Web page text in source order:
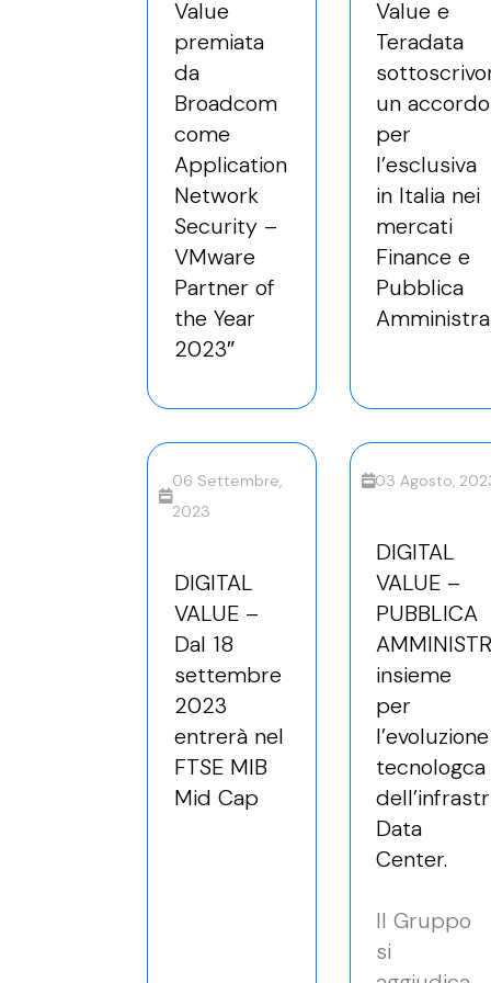
Value
premiata
da
Broadcom
come
Application
Network
Security –
VMware
Partner of
the Year
2023″
Value e
Teradata
un accordo
per
l’esclusiva
in Italia nei
mercati
Finance e
Pubblica
06 Settembre,
2023
DIGITAL
VALUE –
Dal 18
settembre
2023
entrerà nel
FTSE MIB
Mid Cap
03 Agosto,
DIGITAL
VALUE –
PUBBLICA
insieme
per
l’evoluzione
tecnologca
Data
Center.
Il Gruppo
si